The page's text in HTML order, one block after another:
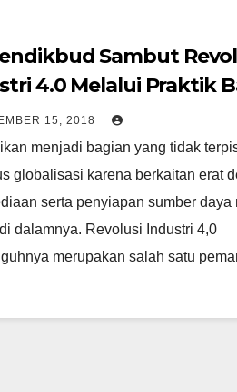
Sambut
4.0 Melalui Praktik
dan HOTS
15, 2018
menjadi bagian yang tidak
globalisasi karena berkaitan erat
serta penyiapan sumber daya
dalamnya. Revolusi Industri 4,0
merupakan salah satu